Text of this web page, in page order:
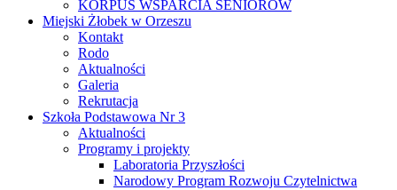
KORPUS WSPARCIA SENIORÓW
Miejski Żłobek w Orzeszu
Kontakt
Rodo
Aktualności
Galeria
Rekrutacja
Szkoła Podstawowa Nr 3
Aktualności
Programy i projekty
Laboratoria Przyszłości
Narodowy Program Rozwoju Czytelnictwa